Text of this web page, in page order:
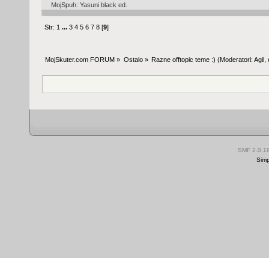
MojSpuh: Yasuni black ed.
Str: 1 ...3 4 5 6 7 8 [9]
MojSkuter.com FORUM » Ostalo» Razne offtopic teme :) (Moderatori: Agil,
SMF